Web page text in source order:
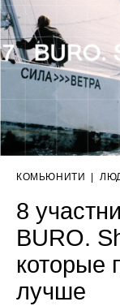
КОМЬЮНИТИ |
8
BURO.
которые
лучше